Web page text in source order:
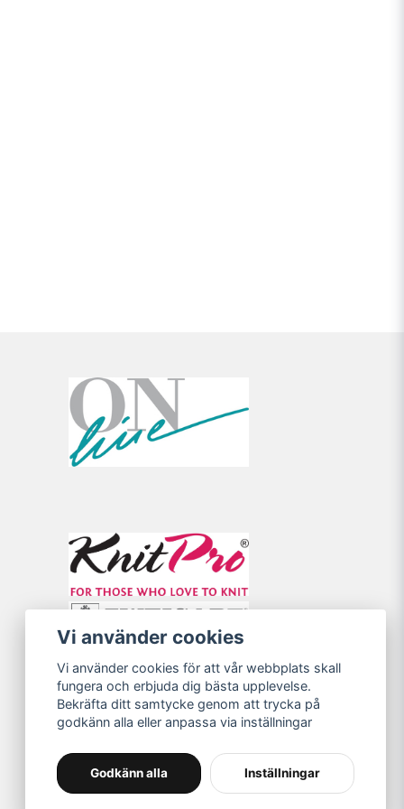
Vi använder cookies
Vi använder cookies för att vår webbplats skall
fungera och erbjuda dig bästa upplevelse.
Bekräfta ditt samtycke genom att trycka på
godkänn alla eller anpassa via inställningar
Godkänn alla Inställningar